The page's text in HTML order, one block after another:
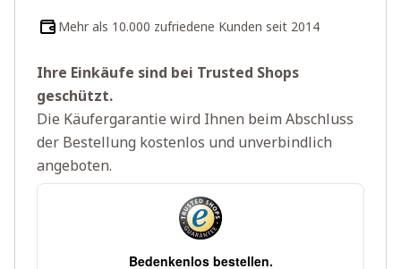
Mehr als 10.000 zufriedene Kunden seit 2014
Ihre Einkäufe sind bei Trusted Shops
geschützt.
Die Käufergarantie wird Ihnen beim Abschluss
der Bestellung kostenlos und unverbindlich
angeboten.